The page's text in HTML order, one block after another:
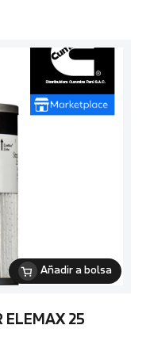
Añadir a bolsa
ELEMAX 25